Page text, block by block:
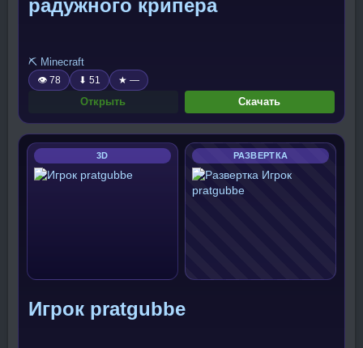
радужного крипера
⛏️ Minecraft
👁 78 ⬇ 51 ★ —
Открыть Скачать
3D РАЗВЕРТКА
Игрок pratgubbe